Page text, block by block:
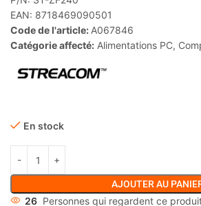
EAN: 8718469090501
Code de l'article: A067846
Catégorie affecté: Alimentations PC,
En stock
AJOUTER AU
26 Personnes qui regardent ce